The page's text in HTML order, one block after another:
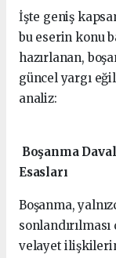
İşte geniş
bu eserin konu
hazırlanan,
güncel yargı
analiz:
Boşanma
Esasları
Boşanma,
velayet